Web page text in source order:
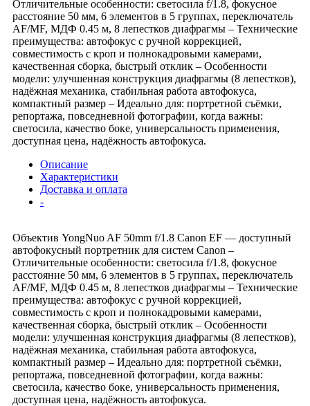
Отличительные особенности: светосила f/1.8, фокусное
расстояние 50 мм, 6 элементов в 5 группах, переключатель
AF/MF, МДФ 0.45 м, 8 лепестков диафрагмы – Технические
преимущества: автофокус с ручной коррекцией,
совместимость с кроп и полнокадровыми камерами,
качественная сборка, быстрый отклик – Особенности
модели: улучшенная конструкция диафрагмы (8 лепестков),
надёжная механика, стабильная работа автофокуса,
компактный размер – Идеально для: портретной съёмки,
репортажа, повседневной фотографии, когда важны:
светосила, качество боке, универсальность применения,
доступная цена, надёжность автофокуса.
Описание
Характеристики
Доставка и оплата
-
Объектив YongNuo AF 50mm f/1.8 Canon EF — доступный
автофокусный портретник для систем Canon –
Отличительные особенности: светосила f/1.8, фокусное
расстояние 50 мм, 6 элементов в 5 группах, переключатель
AF/MF, МДФ 0.45 м, 8 лепестков диафрагмы – Технические
преимущества: автофокус с ручной коррекцией,
совместимость с кроп и полнокадровыми камерами,
качественная сборка, быстрый отклик – Особенности
модели: улучшенная конструкция диафрагмы (8 лепестков),
надёжная механика, стабильная работа автофокуса,
компактный размер – Идеально для: портретной съёмки,
репортажа, повседневной фотографии, когда важны:
светосила, качество боке, универсальность применения,
доступная цена, надёжность автофокуса.